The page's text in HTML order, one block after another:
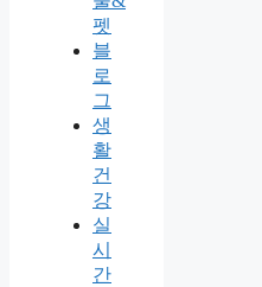
펫
블
로
그
생
활
건
강
실
시
간